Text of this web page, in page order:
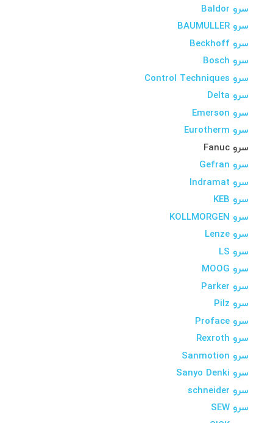
سرو Baldor
سرو BAUMULLER
سرو Beckhoff
سرو Bosch
سرو Control Techniques
سرو Delta
سرو Emerson
سرو Eurotherm
سرو Fanuc
سرو Gefran
سرو Indramat
سرو KEB
سرو KOLLMORGEN
سرو Lenze
سرو LS
سرو MOOG
سرو Parker
سرو Pilz
سرو Proface
سرو Rexroth
سرو Sanmotion
سرو Sanyo Denki
سرو schneider
سرو SEW